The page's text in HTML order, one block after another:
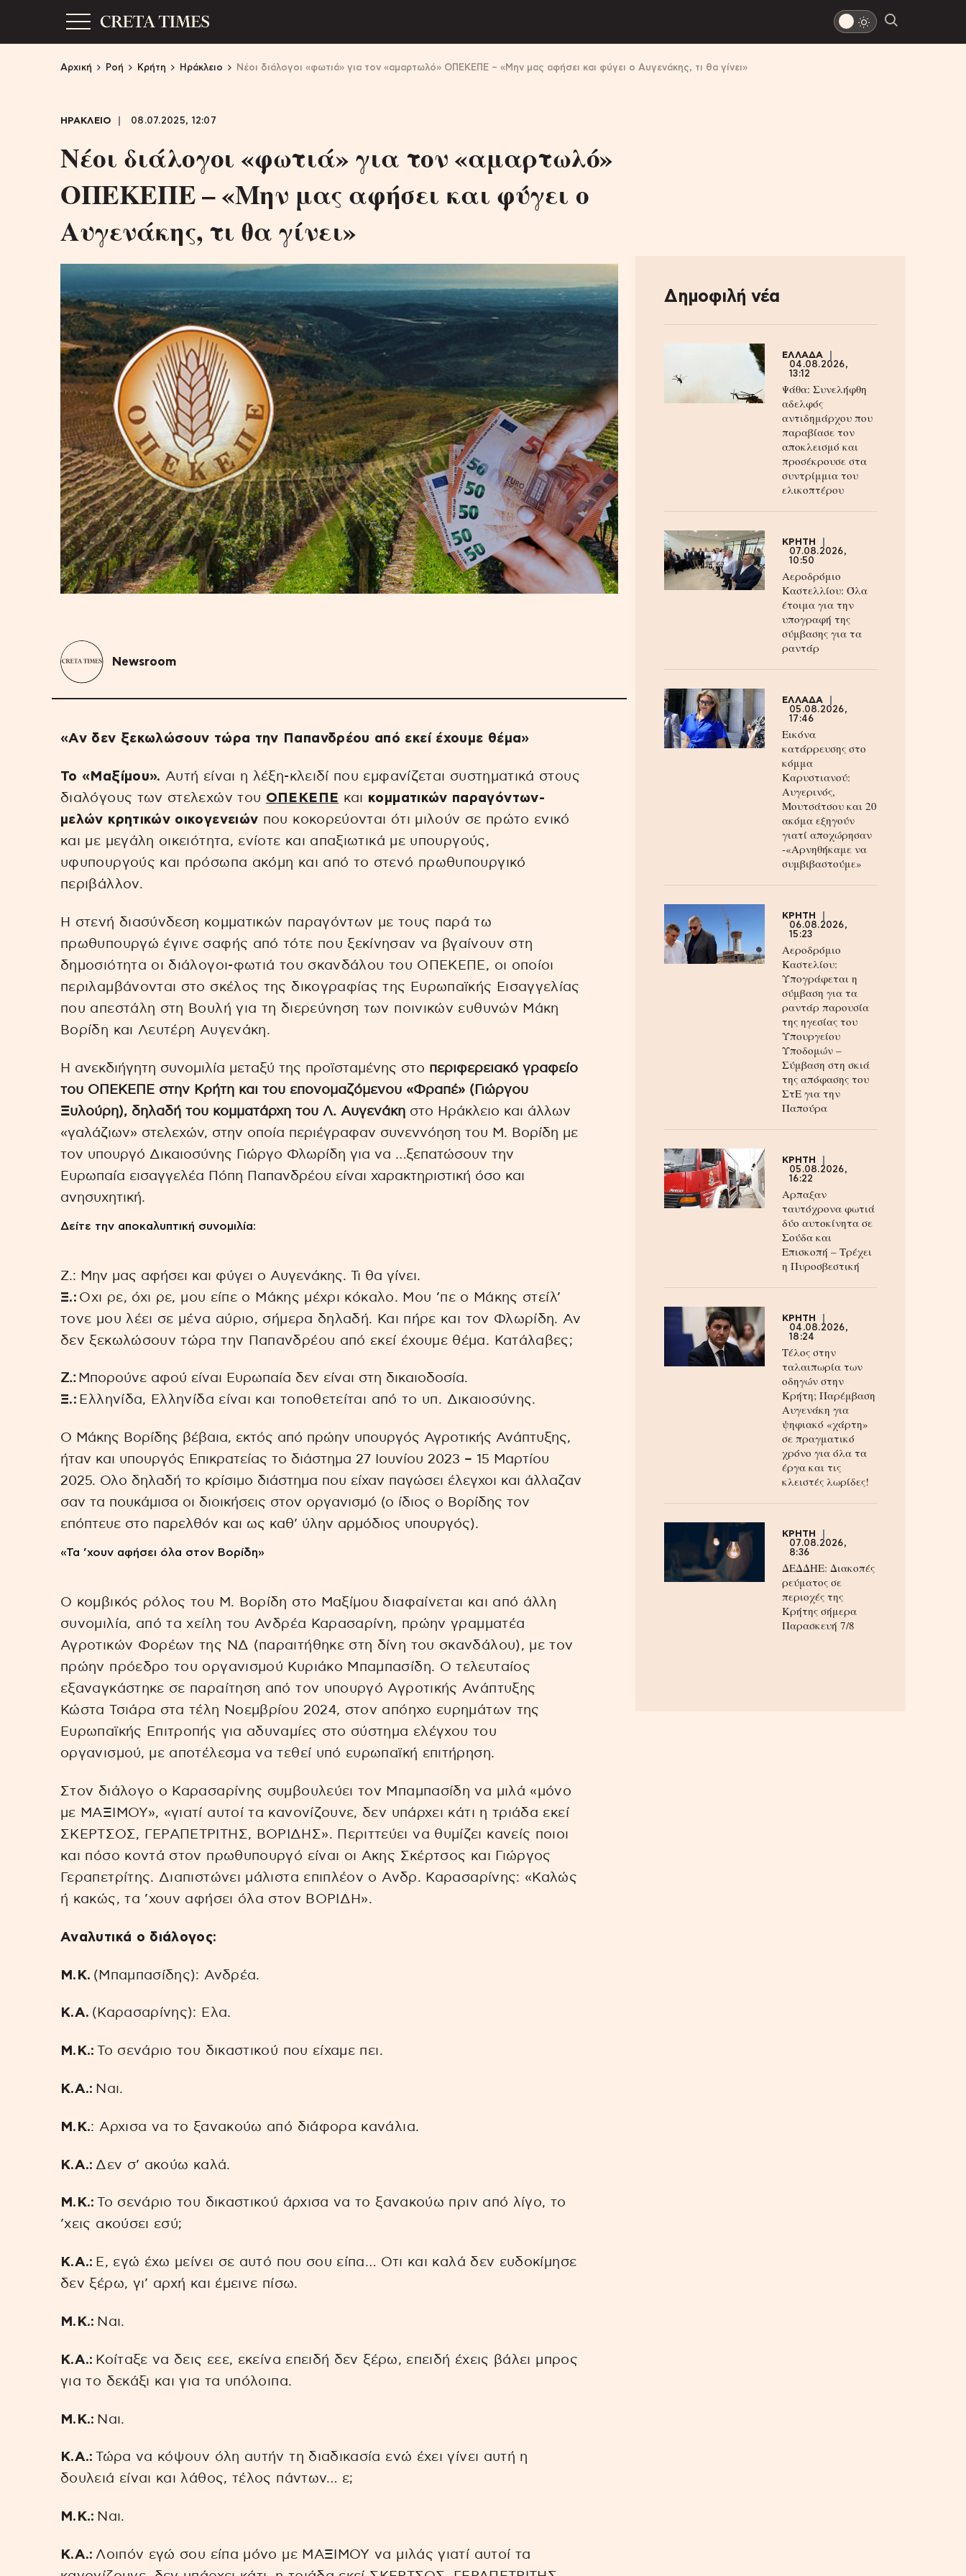
Αρχική Ροή Κρήτη Ηράκλειο Νέοι διάλογοι «φωτιά» για τον «αμαρτωλό» ΟΠΕΚΕΠΕ – «Μην μας αφήσει και φύγει ο Αυγενάκης, τι θα γίνει»
ΗΡΑΚΛΕΙΟ 08.07.2025, 12:07
Νέοι διάλογοι «φωτιά» για τον «αμαρτωλό»
ΟΠΕΚΕΠΕ – «Μην μας αφήσει και φύγει ο
Αυγενάκης, τι θα γίνει»
Newsroom
«Αν δεν ξεκωλώσουν τώρα την Παπανδρέου από εκεί έχουμε θέμα»
Το «Μαξίμου». Αυτή είναι η λέξη-κλειδί που εμφανίζεται συστηματικά στους
διαλόγους των στελεχών του ΟΠΕΚΕΠΕ και κομματικών παραγόντων-
μελών κρητικών οικογενειών που κοκορεύονται ότι μιλούν σε πρώτο ενικό
και με μεγάλη οικειότητα, ενίοτε και απαξιωτικά με υπουργούς,
υφυπουργούς και πρόσωπα ακόμη και από το στενό πρωθυπουργικό
περιβάλλον.
Η στενή διασύνδεση κομματικών παραγόντων με τους παρά τω
πρωθυπουργώ έγινε σαφής από τότε που ξεκίνησαν να βγαίνουν στη
δημοσιότητα οι διάλογοι-φωτιά του σκανδάλου του ΟΠΕΚΕΠΕ, οι οποίοι
περιλαμβάνονται στο σκέλος της δικογραφίας της Ευρωπαϊκής Εισαγγελίας
που απεστάλη στη Βουλή για τη διερεύνηση των ποινικών ευθυνών Μάκη
Βορίδη και Λευτέρη Αυγενάκη.
Η ανεκδιήγητη συνομιλία μεταξύ της προϊσταμένης στο περιφερειακό γραφείο
του ΟΠΕΚΕΠΕ στην Κρήτη και του επονομαζόμενου «Φραπέ» (Γιώργου
Ξυλούρη), δηλαδή του κομματάρχη του Λ. Αυγενάκη στο Ηράκλειο και άλλων
«γαλάζιων» στελεχών, στην οποία περιέγραφαν συνεννόηση του Μ. Βορίδη με
τον υπουργό Δικαιοσύνης Γιώργο Φλωρίδη για να …ξεπατώσουν την
Ευρωπαία εισαγγελέα Πόπη Παπανδρέου είναι χαρακτηριστική όσο και
ανησυχητική.
Δείτε την αποκαλυπτική συνομιλία:
Ζ.: Μην μας αφήσει και φύγει ο Αυγενάκης. Τι θα γίνει.
Ξ.: Οχι ρε, όχι ρε, μου είπε ο Μάκης μέχρι κόκαλο. Μου ’πε ο Μάκης στείλ’
τονε μου λέει σε μένα αύριο, σήμερα δηλαδή. Και πήρε και τον Φλωρίδη. Αν
δεν ξεκωλώσουν τώρα την Παπανδρέου από εκεί έχουμε θέμα. Κατάλαβες;
Ζ.: Μπορούνε αφού είναι Ευρωπαία δεν είναι στη δικαιοδοσία.
Ξ.: Ελληνίδα, Ελληνίδα είναι και τοποθετείται από το υπ. Δικαιοσύνης.
Ο Μάκης Βορίδης βέβαια, εκτός από πρώην υπουργός Αγροτικής Ανάπτυξης,
ήταν και υπουργός Επικρατείας το διάστημα 27 Ιουνίου 2023 – 15 Μαρτίου
2025. Ολο δηλαδή το κρίσιμο διάστημα που είχαν παγώσει έλεγχοι και άλλαζαν
σαν τα πουκάμισα οι διοικήσεις στον οργανισμό (ο ίδιος ο Βορίδης τον
επόπτευε στο παρελθόν και ως καθ’ ύλην αρμόδιος υπουργός).
«Τα ’χουν αφήσει όλα στον Βορίδη»
Ο κομβικός ρόλος του Μ. Βορίδη στο Μαξίμου διαφαίνεται και από άλλη
συνομιλία, από τα χείλη του Ανδρέα Καρασαρίνη, πρώην γραμματέα
Αγροτικών Φορέων της ΝΔ (παραιτήθηκε στη δίνη του σκανδάλου), με τον
πρώην πρόεδρο του οργανισμού Κυριάκο Μπαμπασίδη. Ο τελευταίος
εξαναγκάστηκε σε παραίτηση από τον υπουργό Αγροτικής Ανάπτυξης
Κώστα Τσιάρα στα τέλη Νοεμβρίου 2024, στον απόηχο ευρημάτων της
Ευρωπαϊκής Επιτροπής για αδυναμίες στο σύστημα ελέγχου του
οργανισμού, με αποτέλεσμα να τεθεί υπό ευρωπαϊκή επιτήρηση.
Στον διάλογο ο Καρασαρίνης συμβουλεύει τον Μπαμπασίδη να μιλά «μόνο
με ΜΑΞΙΜΟΥ», «γιατί αυτοί τα κανονίζουνε, δεν υπάρχει κάτι η τριάδα εκεί
ΣΚΕΡΤΣΟΣ, ΓΕΡΑΠΕΤΡΙΤΗΣ, ΒΟΡΙΔΗΣ». Περιττεύει να θυμίζει κανείς ποιοι
και πόσο κοντά στον πρωθυπουργό είναι οι Ακης Σκέρτσος και Γιώργος
Γεραπετρίτης. Διαπιστώνει μάλιστα επιπλέον ο Ανδρ. Καρασαρίνης: «Καλώς
ή κακώς, τα ’χουν αφήσει όλα στον ΒΟΡΙΔΗ».
Αναλυτικά ο διάλογος:
Μ.Κ. (Μπαμπασίδης): Ανδρέα.
Κ.Α. (Καρασαρίνης): Ελα.
Μ.Κ.: Το σενάριο του δικαστικού που είχαμε πει.
Κ.Α.: Ναι.
Μ.Κ.: Αρχισα να το ξανακούω από διάφορα κανάλια.
Κ.Α.: Δεν σ’ ακούω καλά.
Μ.Κ.: Το σενάριο του δικαστικού άρχισα να το ξανακούω πριν από λίγο, το
’χεις ακούσει εσύ;
Κ.Α.: Ε, εγώ έχω μείνει σε αυτό που σου είπα… Οτι και καλά δεν ευδοκίμησε
δεν ξέρω, γι’ αρχή και έμεινε πίσω.
Μ.Κ.: Ναι.
Κ.Α.: Κοίταξε να δεις εεε, εκείνα επειδή δεν ξέρω, επειδή έχεις βάλει μπρος
για το δεκάξι και για τα υπόλοιπα.
Μ.Κ.: Ναι.
Κ.Α.: Τώρα να κόψουν όλη αυτήν τη διαδικασία ενώ έχει γίνει αυτή η
δουλειά είναι και λάθος, τέλος πάντων… ε;
Μ.Κ.: Ναι.
Κ.Α.: Λοιπόν εγώ σου είπα μόνο με ΜΑΞΙΜΟΥ να μιλάς γιατί αυτοί τα
Δημοφιλή νέα
ΕΛΛΑΔΑ
04.08.2026,
13:12
Ψάθα: Συνελήφθη
αδελφός
αντιδημάρχου που
παραβίασε τον
αποκλεισμό και
προσέκρουσε στα
συντρίμμια του
ελικοπτέρου
ΚΡΗΤΗ
07.08.2026,
10:50
Αεροδρόμιο
Καστελλίου: Όλα
έτοιμα για την
υπογραφή της
σύμβασης για τα
ραντάρ
ΕΛΛΑΔΑ
05.08.2026,
17:46
Εικόνα
κατάρρευσης στο
κόμμα
Καρυστιανού:
Αυγερινός,
Μουτσάτσου και 20
ακόμα εξηγούν
γιατί αποχώρησαν
-«Αρνηθήκαμε να
συμβιβαστούμε»
ΚΡΗΤΗ
06.08.2026,
15:23
Αεροδρόμιο
Καστελίου:
Υπογράφεται η
σύμβαση για τα
ραντάρ παρουσία
της ηγεσίας του
Υπουργείου
Υποδομών –
Σύμβαση στη σκιά
της απόφασης του
ΣτΕ για την
Παπούρα
ΚΡΗΤΗ
05.08.2026,
16:22
Αρπαξαν
ταυτόχρονα φωτιά
δύο αυτοκίνητα σε
Σούδα και
Επισκοπή – Τρέχει
η Πυροσβεστική
ΚΡΗΤΗ
04.08.2026,
18:24
Τέλος στην
ταλαιπωρία των
οδηγών στην
Κρήτη; Παρέμβαση
Αυγενάκη για
ψηφιακό «χάρτη»
σε πραγματικό
χρόνο για όλα τα
έργα και τις
κλειστές λωρίδες!
ΚΡΗΤΗ
07.08.2026,
8:36
ΔΕΔΔΗΕ: Διακοπές
ρεύματος σε
περιοχές της
Κρήτης σήμερα
Παρασκευή 7/8